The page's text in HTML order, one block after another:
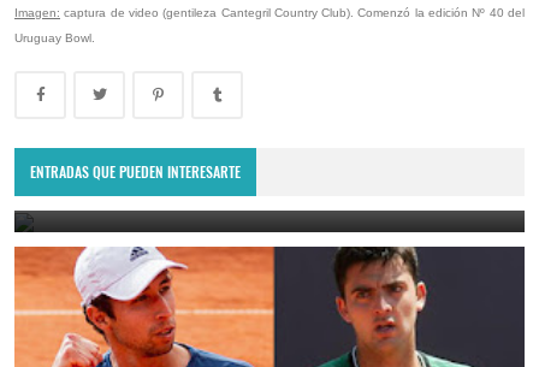
Imagen: captura de video (gentileza Cantegril Country Club). Comenzó la edición Nº 40 del
Uruguay Bowl.
ENTRADAS QUE PUEDEN INTERESARTE
Punta del Este Open 2025: Daniel Elahi Galán se quedó con el título
en el ATP Challenger uruguayo
January 27, 2025